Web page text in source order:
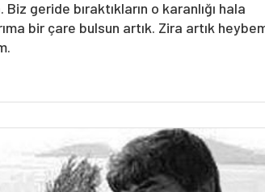
geride bıraktıkların o karanlığı hala
bir çare bulsun artık. Zira artık